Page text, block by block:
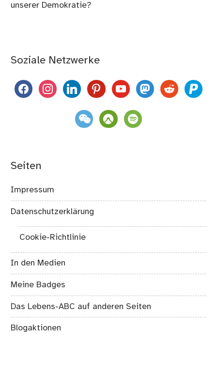
unserer Demokratie?
Soziale Netzwerke
facebookinstagramlinkedinpinterestyoutubemastodon
reddit paypal
weixin komootspotify
Seiten
Impressum
Datenschutzerklärung
Cookie-Richtlinie
In den Medien
Meine Badges
Das Lebens-ABC auf anderen Seiten
Blogaktionen